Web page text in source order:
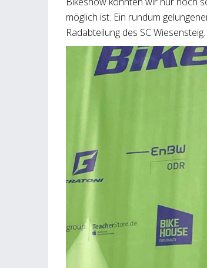
möglich ist. Ein rundum
Radabteilung des SC Wiesensteig.